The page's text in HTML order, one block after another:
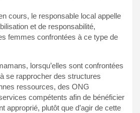
cours, le responsable local appelle
et de responsabilité,
femmes confrontées à ce type de
lorsqu’elles sont confrontées
se rapprocher des structures
ressources, des ONG
compétents afin de bénéficier
approprié, plutôt que d’agir de cette